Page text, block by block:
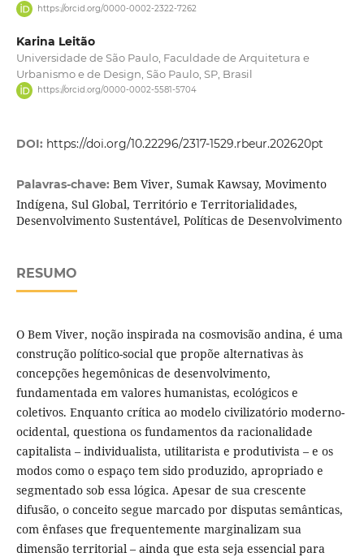
https://orcid.org/0000-0002-2322-7262
Karina Leitão
Universidade de São Paulo, Faculdade de Arquitetura e
Urbanismo e de Design, São Paulo, SP, Brasil
https://orcid.org/0000-0002-5581-5704
DOI: https://doi.org/10.22296/2317-1529.rbeur.202620pt
Palavras-chave: Bem Viver, Sumak Kawsay, Movimento
Indígena, Sul Global, Território e Territorialidades,
Desenvolvimento Sustentável, Políticas de Desenvolvimento
RESUMO
O Bem Viver, noção inspirada na cosmovisão andina, é uma
construção político-social que propõe alternativas às
concepções hegemônicas de desenvolvimento,
fundamentada em valores humanistas, ecológicos e
coletivos. Enquanto crítica ao modelo civilizatório moderno-
ocidental, questiona os fundamentos da racionalidade
capitalista – individualista, utilitarista e produtivista – e os
modos como o espaço tem sido produzido, apropriado e
segmentado sob essa lógica. Apesar de sua crescente
difusão, o conceito segue marcado por disputas semânticas,
com ênfases que frequentemente marginalizam sua
dimensão territorial – ainda que esta seja essencial para